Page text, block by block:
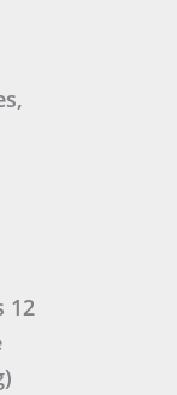
12